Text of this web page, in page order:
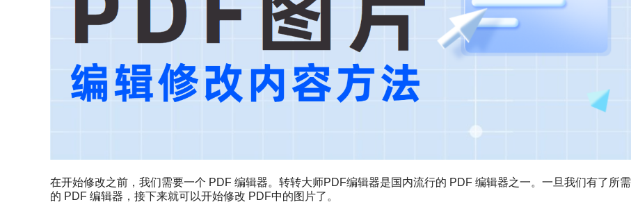
在开始修改之前，我们需要一个 PDF 编辑器。转转大师PDF编辑器是国内流行的 PDF 编辑器之一。一旦我们有了所需
的 PDF 编辑器，接下来就可以开始修改 PDF中的图片了。